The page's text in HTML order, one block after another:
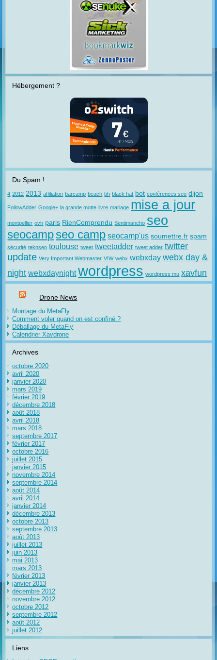
Hébergement ?
Du Spam !
4 2012 2013 affiliation barcamp beach bh black hat bot conférences seo dijon
FollowAdder Google+ la grande motte livre mariage mise a jour
montpellier ovh paris RienComprendu Sentimancho seo
seocampseo camp seocamp'us soumettre.fr spam
sécurité teknseo toulouse tweet tweetadder tweet adder twitter
update Very Important Webmaster VIW webx webxday webx day &
night webxdaynight wordpress wordpress mu xavfun
Drone News
Montage du MetaFly
Comment voler quand on est confiné ?
Déballage du MetaFly
Calendrier Xavdrone
Archives
octobre 2020
avril 2020
janvier 2020
mars 2019
février 2019
décembre 2018
août 2018
avril 2018
mars 2018
septembre 2017
février 2017
octobre 2016
juillet 2015
janvier 2015
novembre 2014
septembre 2014
août 2014
avril 2014
janvier 2014
décembre 2013
octobre 2013
septembre 2013
août 2013
juillet 2013
juin 2013
mai 2013
mars 2013
février 2013
janvier 2013
décembre 2012
novembre 2012
octobre 2012
septembre 2012
août 2012
juillet 2012
Liens